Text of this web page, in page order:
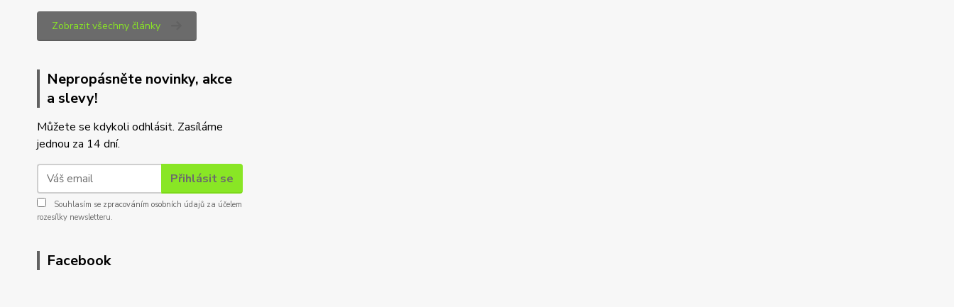
Zobrazit všechny články
Nepropásněte novinky, akce
a slevy!
Můžete se kdykoli odhlásit. Zasíláme
jednou za 14 dní.
Přihlásit se
Souhlasím se zpracováním osobních údajů za účelem
rozesílky newsletteru.
Facebook